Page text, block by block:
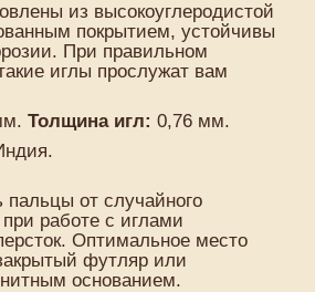
из высокоуглеродистой
покрытием, устойчивы
При правильном
иглы прослужат вам
Толщина игл: 0,76 мм.
от случайного
работе с иглами
Оптимальное место
футляр или
основанием.